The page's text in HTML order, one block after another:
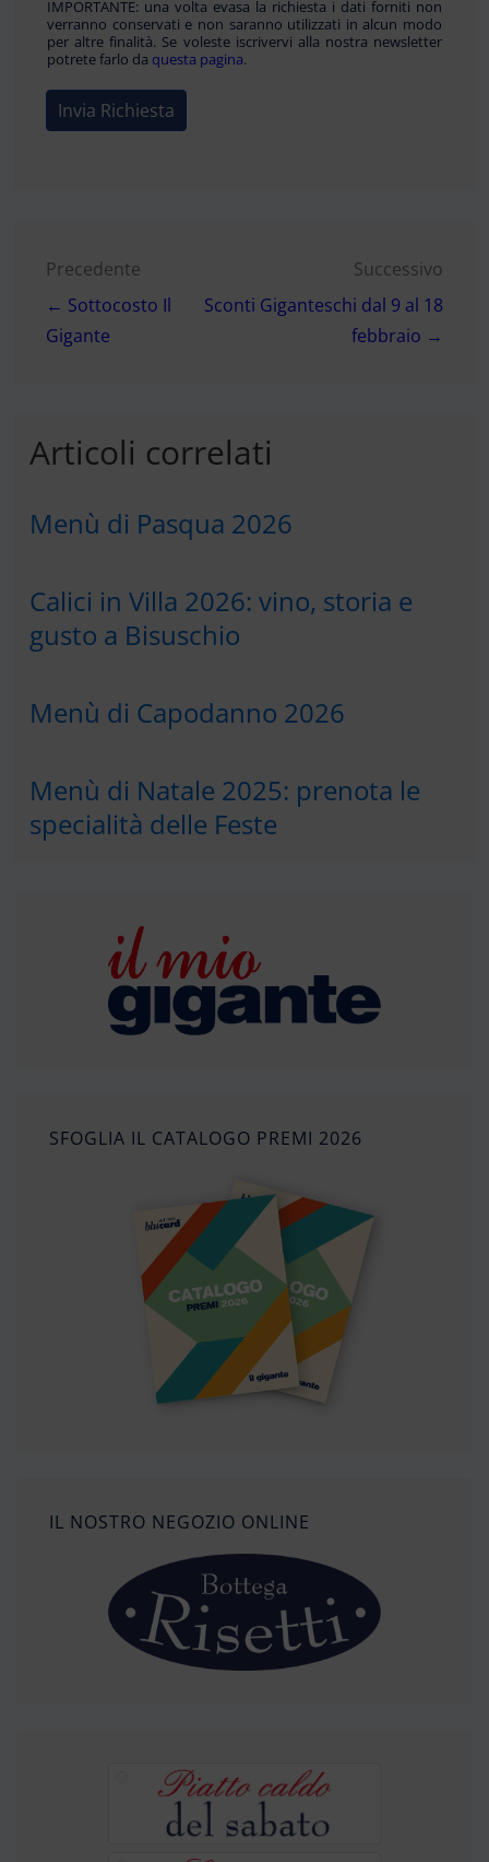
IMPORTANTE: una volta evasa la richiesta i dati forniti non
verranno conservati e non saranno utilizzati in alcun modo
per altre finalità. Se voleste iscrivervi alla nostra newsletter
potrete farlo da questa pagina.
Invia Richiesta
Navigazione
articoli
Precedente
← Sottocosto Il
Gigante
Successivo
Sconti Giganteschi dal 9 al 18
febbraio →
Articoli correlati
Menù di Pasqua 2026
Calici in Villa 2026: vino, storia e
gusto a Bisuschio
Menù di Capodanno 2026
Menù di Natale 2025: prenota le
specialità delle Feste
SFOGLIA IL CATALOGO PREMI 2026
IL NOSTRO NEGOZIO ONLINE